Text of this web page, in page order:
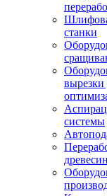
станки
вырезки
системы